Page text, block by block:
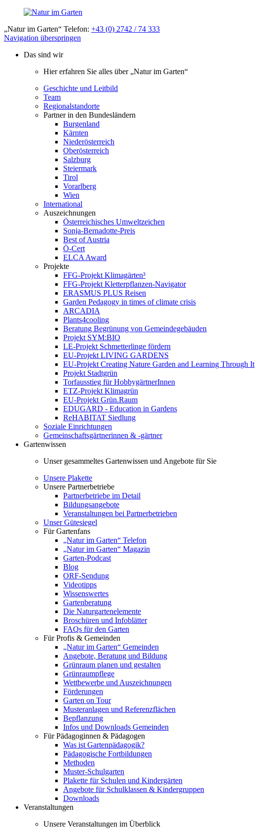
„Natur im Garten“ Telefon: +43 (0) 2742 / 74 333
Navigation überspringen
Das sind wir
Hier erfahren Sie alles über „Natur im Garten“
Geschichte und Leitbild
Team
Regionalstandorte
Partner in den Bundesländern
Burgenland
Kärnten
Niederösterreich
Oberösterreich
Salzburg
Steiermark
Tirol
Vorarlberg
Wien
International
Auszeichnungen
Österreichisches Umweltzeichen
Sonja-Bernadotte-Preis
Best of Austria
Ö-Cert
ELCA Award
Projekte
FFG-Projekt Klimagärten³
FFG-Projekt Kletterpflanzen-Navigator
ERASMUS PLUS Reisen
Garden Pedagogy in times of climate crisis
ARCADIA
Plants4cooling
Beratung Begrünung von Gemeindegebäuden
Projekt SYM:BIO
LE-Projekt Schmetterlinge fördern
EU-Projekt LIVING GARDENS
EU-Projekt Creating Nature Garden and Learning Through It
Projekt Stadtgrün
Torfausstieg für HobbygärtnerInnen
ETZ-Projekt Klimagrün
EU-Projekt Grün.Raum
EDUGARD - Education in Gardens
ReHABITAT Siedlung
Soziale Einrichtungen
Gemeinschaftsgärtnerinnen & -gärtner
Gartenwissen
Unser gesammeltes Gartenwissen und Angebote für Sie
Unsere Plakette
Unsere Partnerbetriebe
Partnerbetriebe im Detail
Bildungsangebote
Veranstaltungen bei Partnerbetrieben
Unser Gütesiegel
Für Gartenfans
„Natur im Garten“ Telefon
„Natur im Garten“ Magazin
Garten-Podcast
Blog
ORF-Sendung
Videotipps
Wissenswertes
Gartenberatung
Die Naturgartenelemente
Broschüren und Infoblätter
FAQs für den Garten
Für Profis & Gemeinden
„Natur im Garten“ Gemeinden
Angebote, Beratung und Bildung
Grünraum planen und gestalten
Grünraumpflege
Wettbewerbe und Auszeichnungen
Förderungen
Garten on Tour
Musteranlagen und Referenzflächen
Bepflanzung
Infos und Downloads Gemeinden
Für Pädagoginnen & Pädagogen
Was ist Gartenpädagogik?
Pädagogische Fortbildungen
Methoden
Muster-Schulgarten
Plakette für Schulen und Kindergärten
Angebote für Schulklassen & Kindergruppen
Downloads
Veranstaltungen
Unsere Veranstaltungen im Überblick